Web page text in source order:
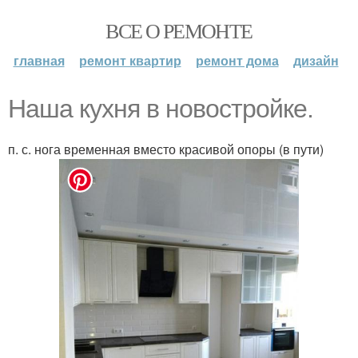
ВСЕ О РЕМОНТЕ
главная ремонт квартир ремонт дома дизайн
Наша кухня в новостройке.
п. с. нога временная вместо красивой опоры (в пути)